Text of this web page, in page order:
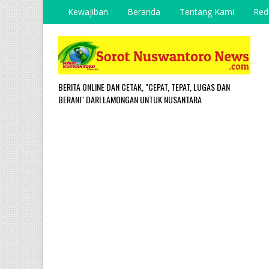
Kewajiban Beranda Tentang Kami
BERITA ONLINE DAN CETAK, "CEPAT, TEPAT, LUGAS DAN
BERANI" DARI LAMONGAN UNTUK NUSANTARA